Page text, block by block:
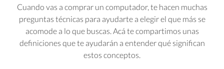
Cuando vas a comprar un computador, te hacen muchas
preguntas técnicas para ayudarte a elegir el que más se
acomode a lo que buscas. Acá te compartimos unas
definiciones que te ayudarán a entender qué significan
estos conceptos.